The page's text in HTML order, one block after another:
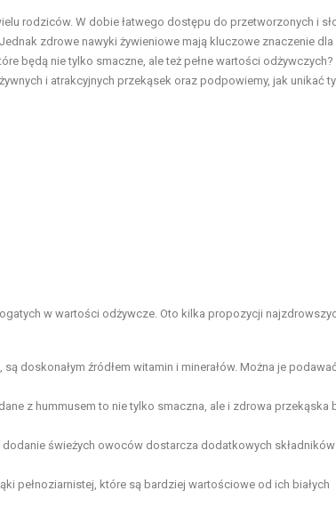
rodziców. W dobie łatwego dostępu do przetworzonych i
zdrowe nawyki żywieniowe mają kluczowe znaczenie
będą nie tylko smaczne, ale też pełne wartości odżywczych?
i atrakcyjnych przekąsek oraz podpowiemy, jak unikać
w wartości odżywcze. Oto kilka propozycji
doskonałym źródłem witamin i minerałów. Można je
z hummusem to nie tylko smaczna, ale i zdrowa przekąska
dodanie świeżych owoców dostarcza dodatkowych składników
pełnoziarnistej, które są bardziej wartościowe od ich białych